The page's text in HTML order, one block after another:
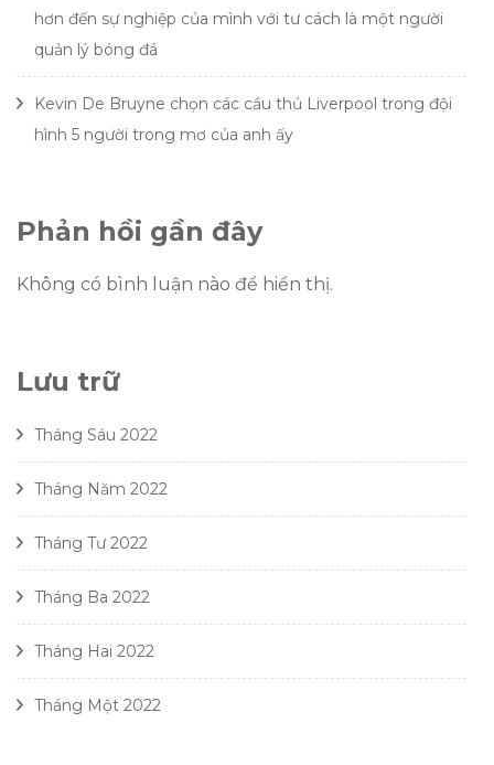
hơn đến sự nghiệp của mình với tư cách là một người
quản lý bóng đá
Kevin De Bruyne chọn các cầu thủ Liverpool trong đội
hình 5 người trong mơ của anh ấy
Phản hồi gần đây
Không có bình luận nào để hiển thị.
Lưu trữ
Tháng Sáu 2022
Tháng Năm 2022
Tháng Tư 2022
Tháng Ba 2022
Tháng Hai 2022
Tháng Một 2022